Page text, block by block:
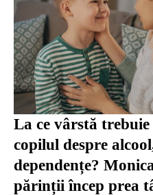
La ce vârstă
copilul despre
dependențe?
părinții încep prea